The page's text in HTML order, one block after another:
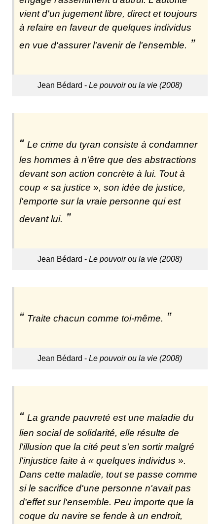
vient d'un jugement libre, direct et toujours
à refaire en faveur de quelques individus
en vue d'assurer l'avenir de l'ensemble.
Jean Bédard - Le pouvoir ou la vie (2008)
Le crime du tyran consiste à condamner
les hommes à n'être que des abstractions
devant son action concrète à lui. Tout à
coup « sa justice », son idée de justice,
l'emporte sur la vraie personne qui est
devant lui.
Jean Bédard - Le pouvoir ou la vie (2008)
Traite chacun comme toi-même.
Jean Bédard - Le pouvoir ou la vie (2008)
La grande pauvreté est une maladie du
lien social de solidarité, elle résulte de
l'illusion que la cité peut s'en sortir malgré
l'injustice faite à « quelques individus ».
Dans cette maladie, tout se passe comme
si le sacrifice d'une personne n'avait pas
d'effet sur l'ensemble. Peu importe que la
coque du navire se fende à un endroit,